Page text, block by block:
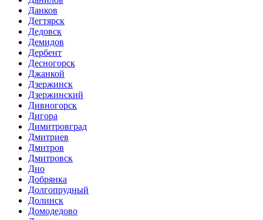
Данков
Дегтярск
Дедовск
Демидов
Дербент
Десногорск
Джанкой
Дзержинск
Дзержинский
Дивногорск
Дигора
Димитровград
Дмитриев
Дмитров
Дмитровск
Дно
Добрянка
Долгопрудный
Долинск
Домодедово